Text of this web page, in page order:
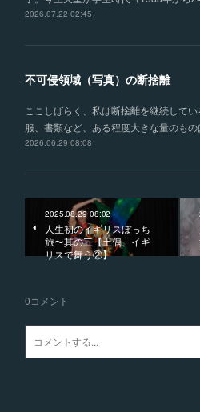
2026.07.22 02:45
不可侵領域（写真）の断捨離
ここしばらく、私は断捨離を継続して
服、書類など、ある程度大きな量のも
2026.06.29 08:08
2025.08.29 08:02
人生初のイギリスぼっち
旅〜其の三【土偶、イギ
リスで舞う②】
0コメント